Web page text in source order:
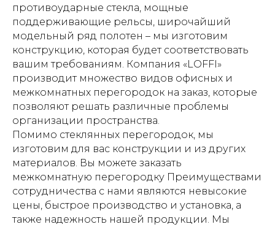
противоударные стекла, мощные
поддерживающие рельсы, широчайший
модельный ряд полотен – мы изготовим
конструкцию, которая будет соответствовать
вашим требованиям. Компания «LOFFI»
производит множество видов офисных и
межкомнатных перегородок на заказ, которые
позволяют решать различные проблемы
организации пространства.
Помимо стеклянных перегородок, мы
изготовим для вас конструкции и из других
материалов. Вы можете заказать
межкомнатную перегородку Преимуществами
сотрудничества с нами являются невысокие
цены, быстрое производство и установка, а
также надежность нашей продукции. Мы